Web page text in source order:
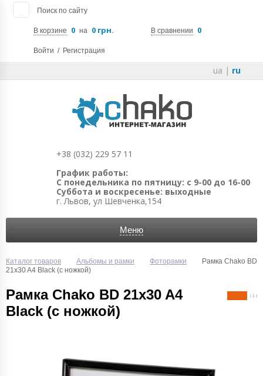
Поиск по сайту
В корзине 0 на 0 грн. В сравнении 0
Войти / Регистрация
ua | ru
+38 (032) 229 57 11
График работы:
С понедельника по пятницу: с 9-00 до 16-00
Суббота и воскресенье: выходные
г. Львов, ул Шевченка,154
Меню
Каталог товаров Альбомы и рамки Фоторамки
Рамка Chako BD
21x30 A4 Black (с ножкой)
Рамка Chako BD 21x30 A4
Black (с ножкой)
( 1 )